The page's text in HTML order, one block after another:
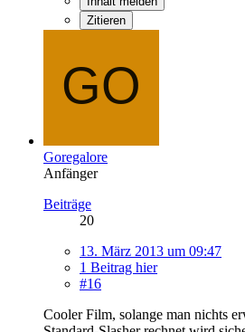
Zitieren
Goregalore
Anfänger
Beiträge
20
13. März 2013 um 09:47
1 Beitrag hier
#16
Cooler Film, solange man nichts